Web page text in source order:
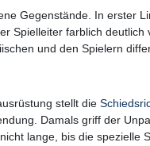
Gegenstände. In erster
Spielleiter farblich
und den Spielern
stellt die
Damals griff der
lange, bis die